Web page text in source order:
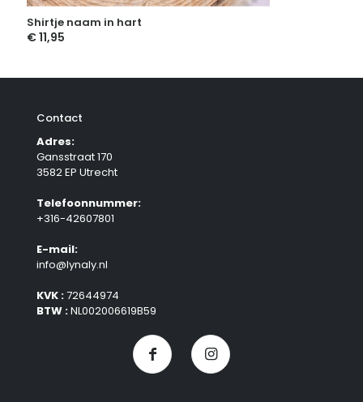
Shirtje naam in hart
€11,95
Contact
Adres:
Gansstraat 170
3582 EP Utrecht
Telefoonnummer:
+316-42607801
E-mail:
info@lynaly.nl
KVK :72644974
BTW :NL002006619B59